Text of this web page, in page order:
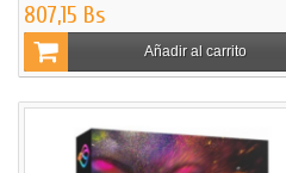
807,15 Bs
Añadir al carrito